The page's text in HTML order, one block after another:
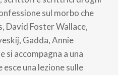
sul morbo che
David Foster Wallace,
Gadda, Annie
si accompagna a una
una lezione sulle